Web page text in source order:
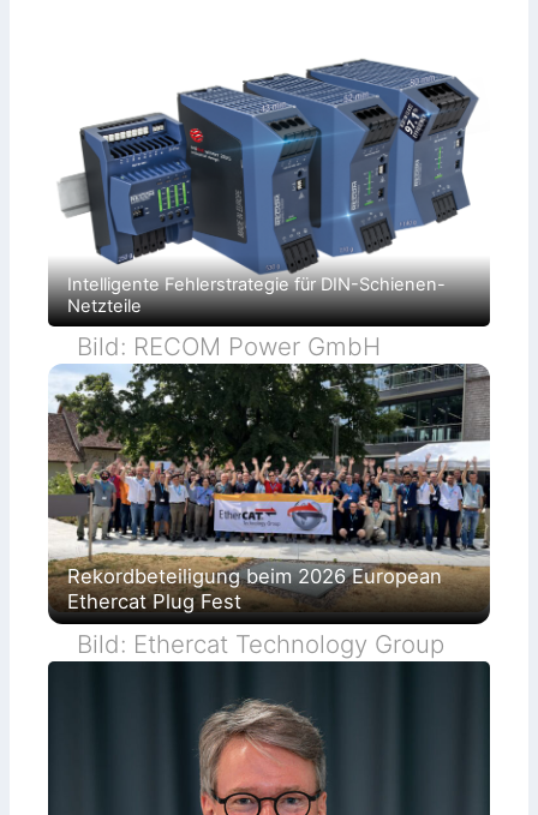
Intelligente Fehlerstrategie für DIN-Schienen-
Netzteile
Bild: RECOM Power GmbH
Rekordbeteiligung beim 2026 European
Ethercat Plug Fest
Bild: Ethercat Technology Group